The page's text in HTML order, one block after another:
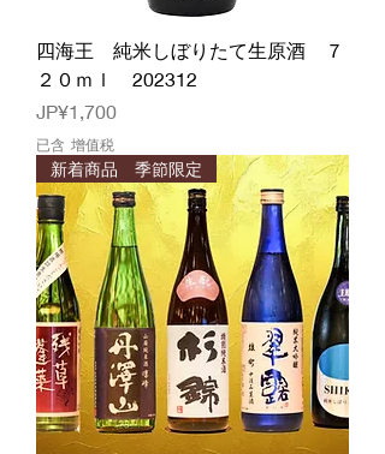
四海王 純米しぼりたて生原酒 ７
２０ｍｌ 202312
價格
JP¥1,700
已含 增值税
新着商品 季節限定